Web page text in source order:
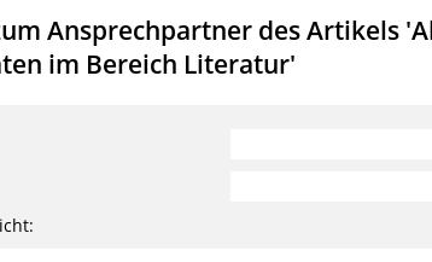
Ansprechpartner des Artikels
im Bereich Literatur'